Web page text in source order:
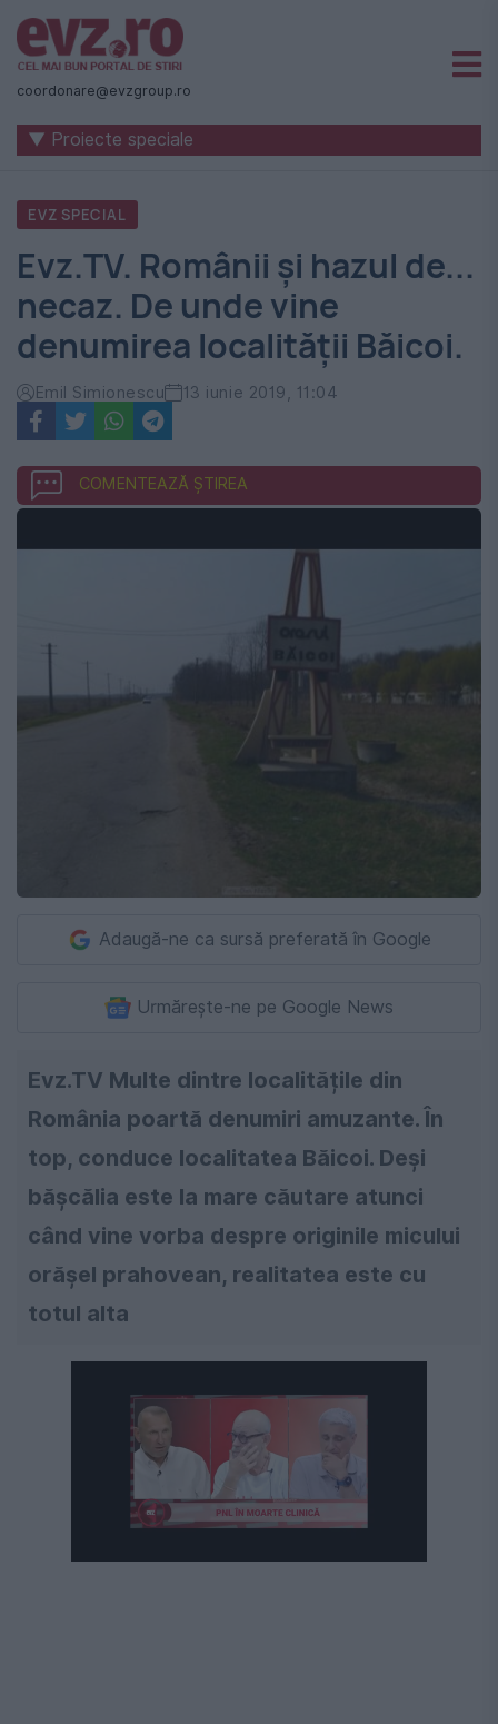
Știri
naționale
internaționale
România
-
Evenimentul
Zilei
coordonare@evzgroup.ro
▼ Proiecte speciale
EVZ SPECIAL
Evz.TV. Românii și hazul de...
necaz. De unde vine
denumirea localității Băicoi.
Emil Simionescu 13 iunie 2019, 11:04
COMENTEAZĂ ȘTIREA
Adaugă-ne ca sursă preferată în Google
Urmărește-ne pe Google News
Evz.TV Multe dintre localitățile din
România poartă denumiri amuzante. În
top, conduce localitatea Băicoi. Deși
bășcălia este la mare căutare atunci
când vine vorba despre originile micului
orășel prahovean, realitatea este cu
totul alta